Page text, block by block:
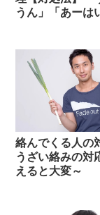
うん」「あーは
絡んでくる人の
うざい絡みの対
えると大変～